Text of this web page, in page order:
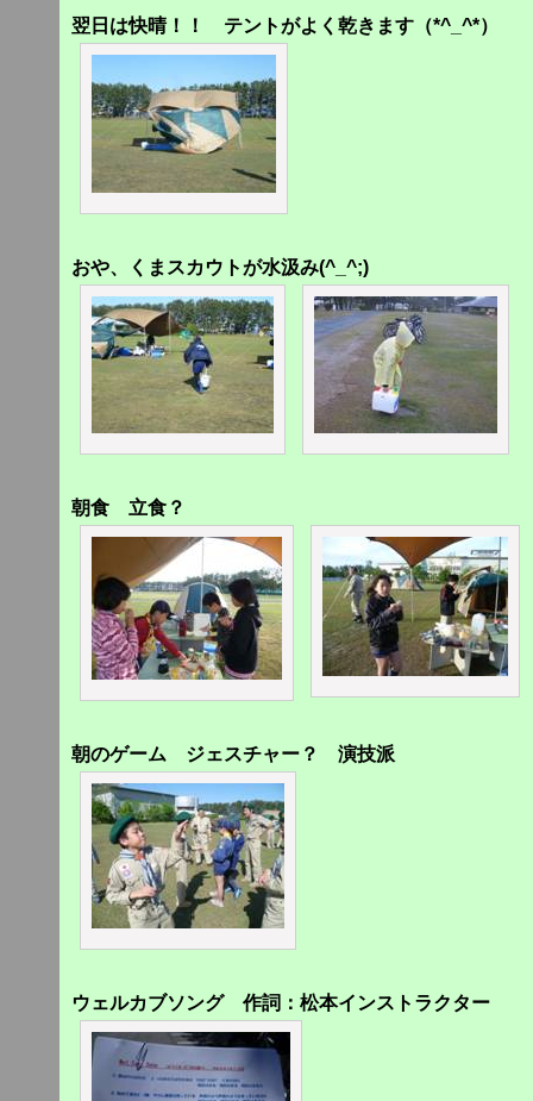
翌日は快晴！！ テントがよく乾きます（*^_^*）
おや、くまスカウトが水汲み(^_^;)
朝食 立食？
朝のゲーム ジェスチャー？ 演技派
ウェルカブソング 作詞：松本インストラクター